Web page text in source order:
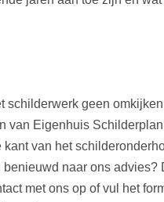
schilderwerk geen
van Eigenhuis
van het
naar ons advies?
met ons op of vul het